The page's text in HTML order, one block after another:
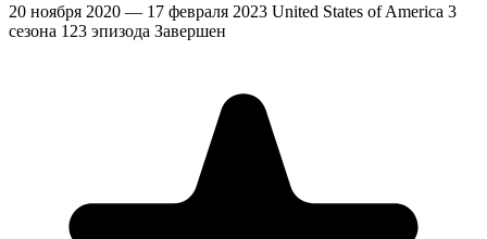
20 ноября 2020 — 17 февраля 2023 United States of America 3
сезона 123 эпизода Завершен